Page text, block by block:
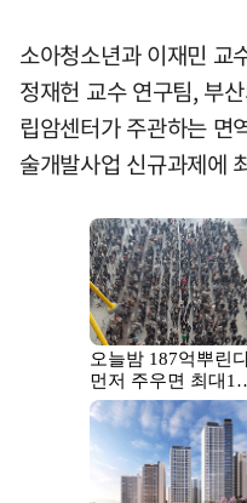
소아청소년과 이재민 교
정재헌 교수 연구팀, 부
립암센터가 주관하는 면
술개발사업 신규과제에